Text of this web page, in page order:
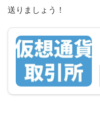
送りましょう！